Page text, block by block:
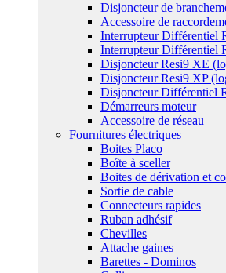
Disjoncteur de
Accessoire de
Interrupteur Différentiel
Interrupteur Différentiel
Disjoncteur Resi9 XE
Disjoncteur Resi9 XP
Disjoncteur Différentiel
Démarreurs moteur
Accessoire de réseau
Fournitures électriques
Boites Placo
Boîte à sceller
Boites de dérivation et
Sortie de cable
Connecteurs rapides
Ruban adhésif
Chevilles
Attache gaines
Barettes - Dominos